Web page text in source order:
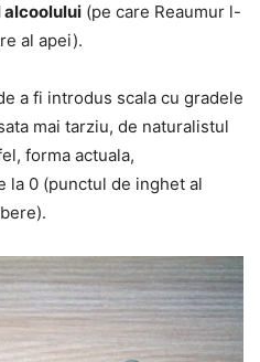
alcoolului (pe care Reaumur l-
al apei).
a fi introdus scala cu gradele
mai tarziu, de naturalistul
forma actuala,
la 0 (punctul de inghet al